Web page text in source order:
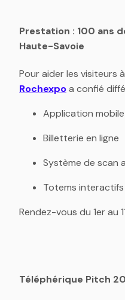
Prestation : 100 ans
Haute-Savoie
Rochexpo a confié
Application mobile
Billetterie en ligne
Système de scan
Totems
Rendez-vous du 1er au
Téléphérique Pitch